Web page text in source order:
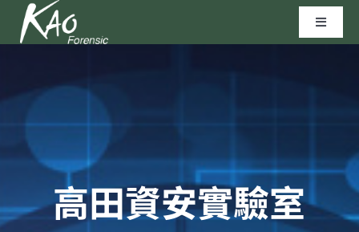
Skip
Toggle
聯繫我們
高田科技©高田資安實驗室